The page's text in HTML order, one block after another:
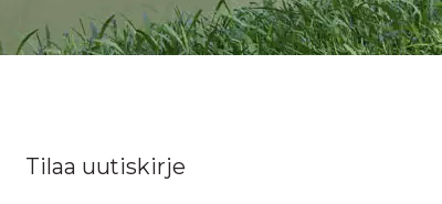
Tilaa uutiskirje